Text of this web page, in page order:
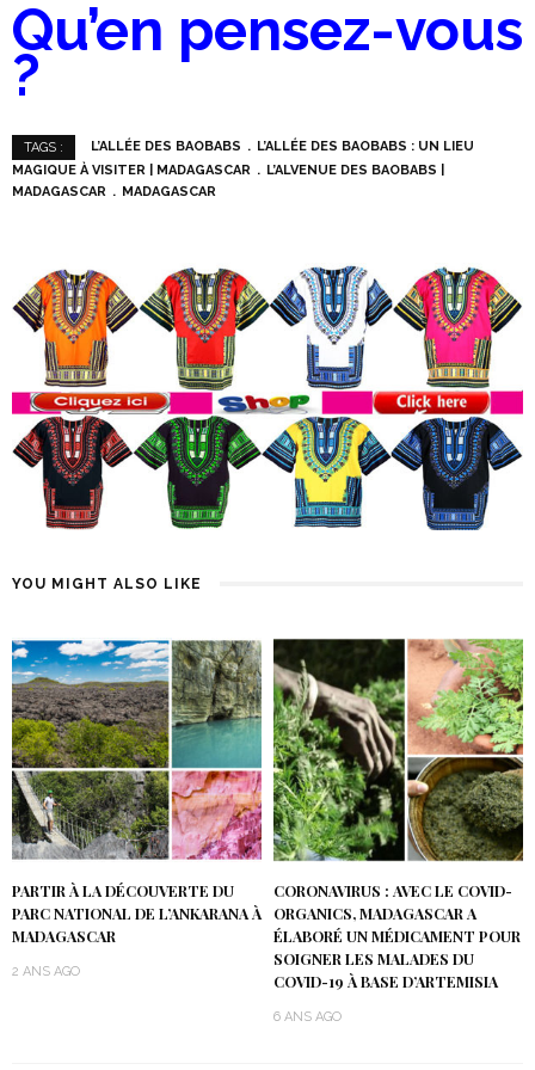
Qu’en pensez-vous
?
TAGS : L’ALLÉE DES BAOBABS
L’ALLÉE DES BAOBABS : UN LIEU
MAGIQUE À VISITER | MADAGASCAR
L’ALVENUE DES BAOBABS |
MADAGASCAR
MADAGASCAR
YOU MIGHT ALSO LIKE
PARTIR À LA DÉCOUVERTE DU
PARC NATIONAL DE L’ANKARANA À
MADAGASCAR
2 ANS AGO
CORONAVIRUS : AVEC LE COVID-
ORGANICS, MADAGASCAR A
ÉLABORÉ UN MÉDICAMENT POUR
SOIGNER LES MALADES DU
COVID-19 À BASE D’ARTEMISIA
6 ANS AGO